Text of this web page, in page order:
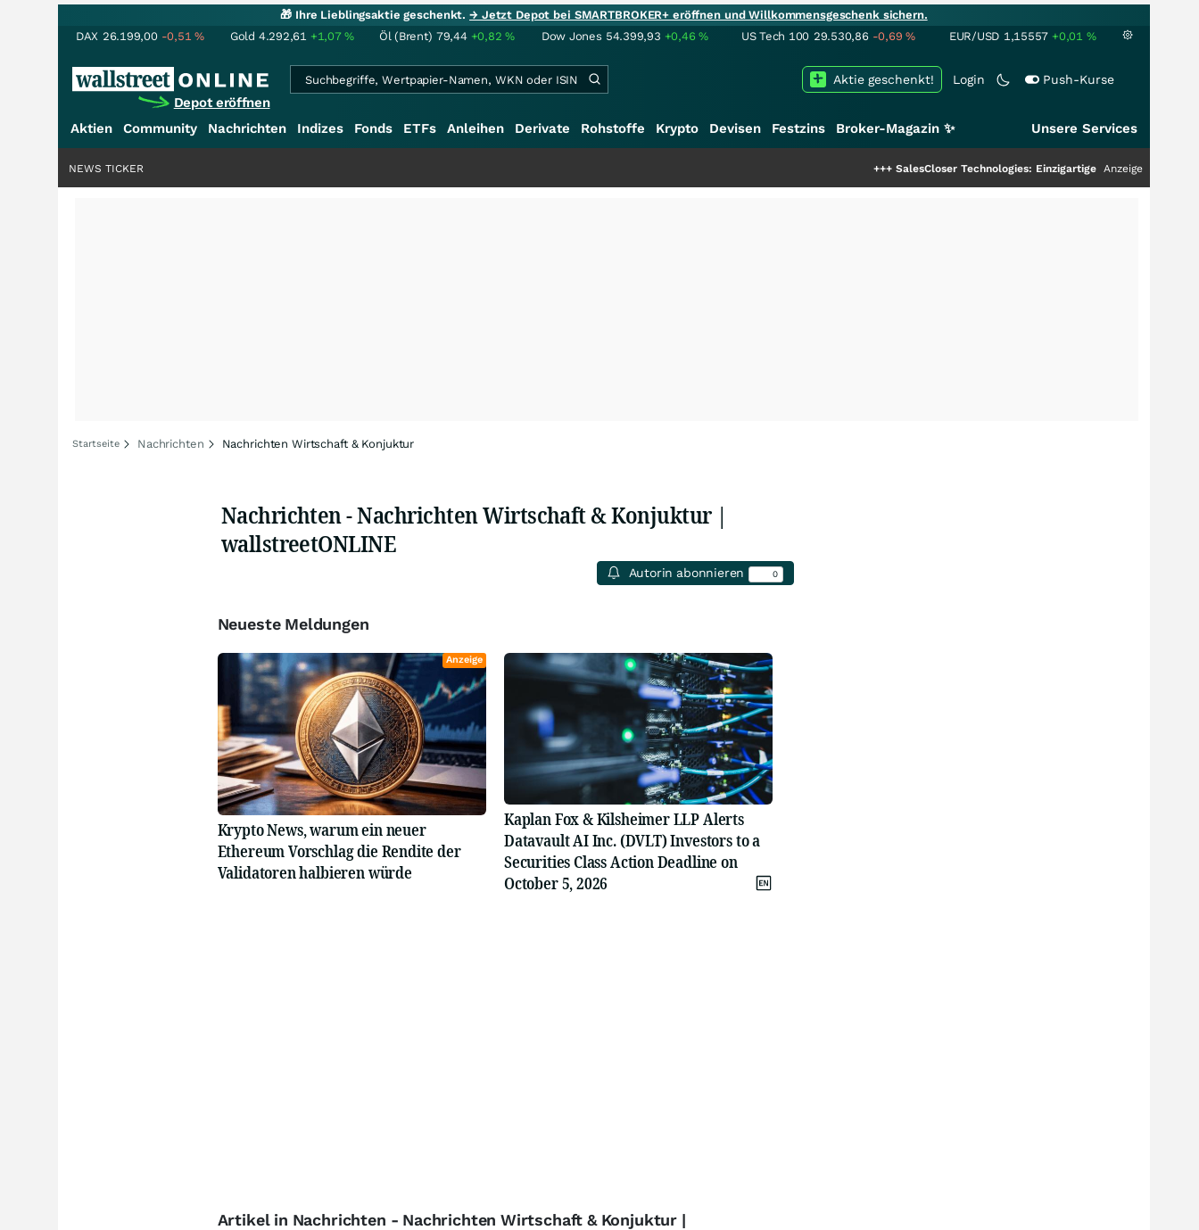
🎁 Ihre Lieblingsaktie geschenkt.→ Jetzt Depot bei SMARTBROKER+ eröffnen und Willkommensgeschenk sichern.
DAX 26.199,00 -0,51% Gold 4.292,61 +1,07% Öl (Brent) 79,44 +0,82% Dow Jones 54.399,93 +0,46% US Tech 100 29.530,86 -0,69% EUR/USD 1,15557 +0,01 %
Depot eröffnen
Login Push-Kurse
Aktie geschenkt!
Aktien Community Nachrichten Indizes Fonds ETFs Anleihen Derivate Rohstoffe Krypto Devisen Festzins Broker-Magazin ✨ Unsere Services
SalesCloser Technologies: Einzigartige Leistung zieht die Top-Dogs an!
Anzeige
NEWS TICKER
Startseite Nachrichten Nachrichten Wirtschaft & Konjuktur
Nachrichten - Nachrichten Wirtschaft & Konjuktur |
wallstreetONLINE
Autorin abonnieren 0
Neueste Meldungen
Anzeige
Krypto News, warum ein neuer
Ethereum Vorschlag die Rendite der
Validatoren halbieren würde
Kaplan Fox & Kilsheimer LLP Alerts
Datavault AI Inc. (DVLT) Investors to a
Securities Class Action Deadline on
October 5, 2026
Artikel in Nachrichten - Nachrichten Wirtschaft & Konjuktur |